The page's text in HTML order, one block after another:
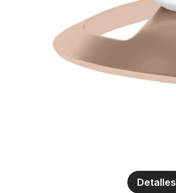
Detalles